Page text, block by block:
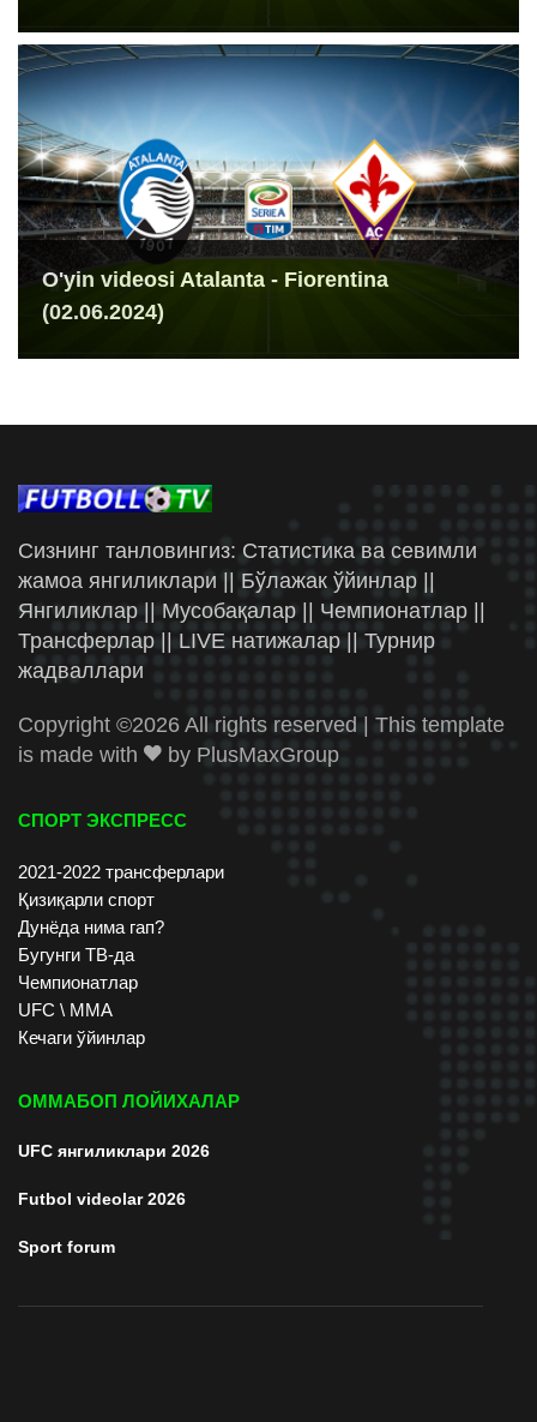
O'yin videosi Atalanta - Fiorentina
(02.06.2024)
Сизнинг танловингиз: Статистика ва севимли
жамоа янгиликлари || Бўлажак ўйинлар ||
Янгиликлар || Мусобақалар || Чемпионатлар ||
Трансферлар || LIVE натижалар || Турнир
жадваллари
Copyright ©2026 All rights reserved | This template
is made with
by PlusMaxGroup
СПОРТ ЭКСПРЕСС
2021-2022 трансферлари
Қизиқарли спорт
Дунёда нима гап?
Бугунги ТВ-да
Чемпионатлар
UFC \ ММА
Кечаги ўйинлар
ОММАБОП ЛОЙИХАЛАР
UFC янгиликлари 2026
Futbol videolar 2026
Sport forum